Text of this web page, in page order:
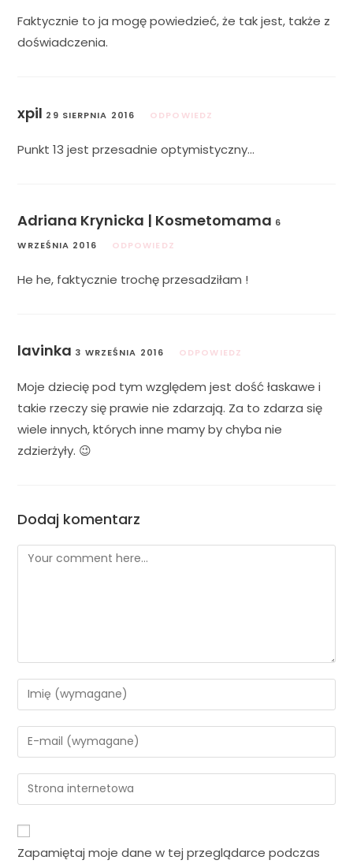
Faktycznie to ja mogę powiedzieć, że tak jest, także z
doświadczenia.
xpil 29 SIERPNIA 2016 ODPOWIEDZ
Punkt 13 jest przesadnie optymistyczny…
Adriana Krynicka | Kosmetomama 6
WRZEŚNIA 2016
ODPOWIEDZ
He he, faktycznie trochę przesadziłam !
lavinka 3 WRZEŚNIA 2016 ODPOWIEDZ
Moje dziecię pod tym względem jest dość łaskawe i
takie rzeczy się prawie nie zdarzają. Za to zdarza się
wiele innych, których inne mamy by chyba nie
zdzierżyły. 😉
Dodaj komentarz
Zapamiętaj moje dane w tej przeglądarce podczas